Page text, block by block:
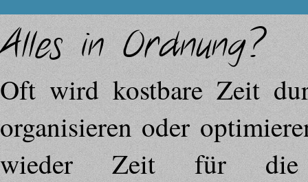
Alles in Ordnung?
Oft wird kostbare Zeit
organisieren oder
wieder Zeit für die